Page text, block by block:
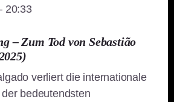
20:33
– Zum Tod von Sebastião
verliert die internationale
bedeutendsten